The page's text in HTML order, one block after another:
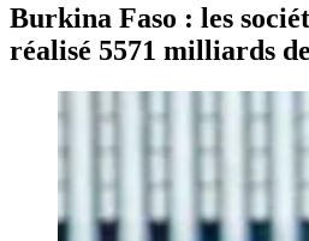
Burkina Faso : les
réalisé 5571 milliards